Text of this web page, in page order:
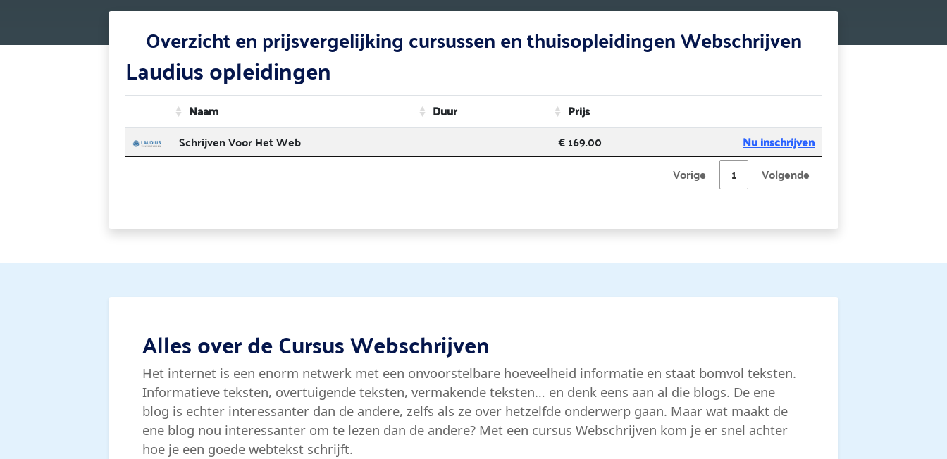
Overzicht en prijsvergelijking cursussen en thuisopleidingen Webschrijven
Laudius opleidingen
Naam Duur
Prijs
Schrijven Voor Het Web
€ 169.00
Nu inschrijven
Vorige
1 Volgende
Alles over de Cursus Webschrijven
Het internet is een enorm netwerk met een onvoorstelbare hoeveelheid informatie en staat bomvol teksten.
Informatieve teksten, overtuigende teksten, vermakende teksten… en denk eens aan al die blogs. De ene
blog is echter interessanter dan de andere, zelfs als ze over hetzelfde onderwerp gaan. Maar wat maakt de
ene blog nou interessanter om te lezen dan de andere? Met een cursus Webschrijven kom je er snel achter
hoe je een goede webtekst schrijft.